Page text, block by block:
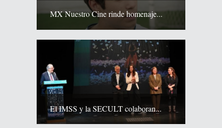
MX Nuestro Cine rinde homenaje...
El IMSS y la SECULT colaboran...